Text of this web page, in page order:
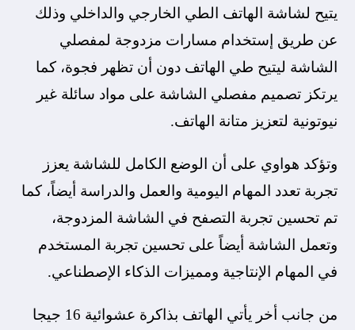
يتيح لشاشة الهاتف الطي الخارجي والداخلي وذلك
عن طريق إستخدام مسارات مزدوجة لمفصلي
الشاشة ليتيح طي الهاتف دون أن تظهر فجوة، كما
يرتكز تصميم مفصلي الشاشة على مواد سائلة غير
نيوتونية لتعزيز متانة الهاتف.
وتؤكد هواوي على أن الوضع الكامل للشاشة يعزز
تجربة تعدد المهام اليومية والعمل والدراسة أيضاً، كما
تم تحسين تجربة التصفح في الشاشة المزدوجة،
وتعمل الشاشة أيضاً على تحسين تجربة المستخدم
في المهام الإنتاجية ومميزات الذكاء الإصطناعي.
من جانب أخر يأتي الهاتف بذاكرة عشوائية 16 جيجا